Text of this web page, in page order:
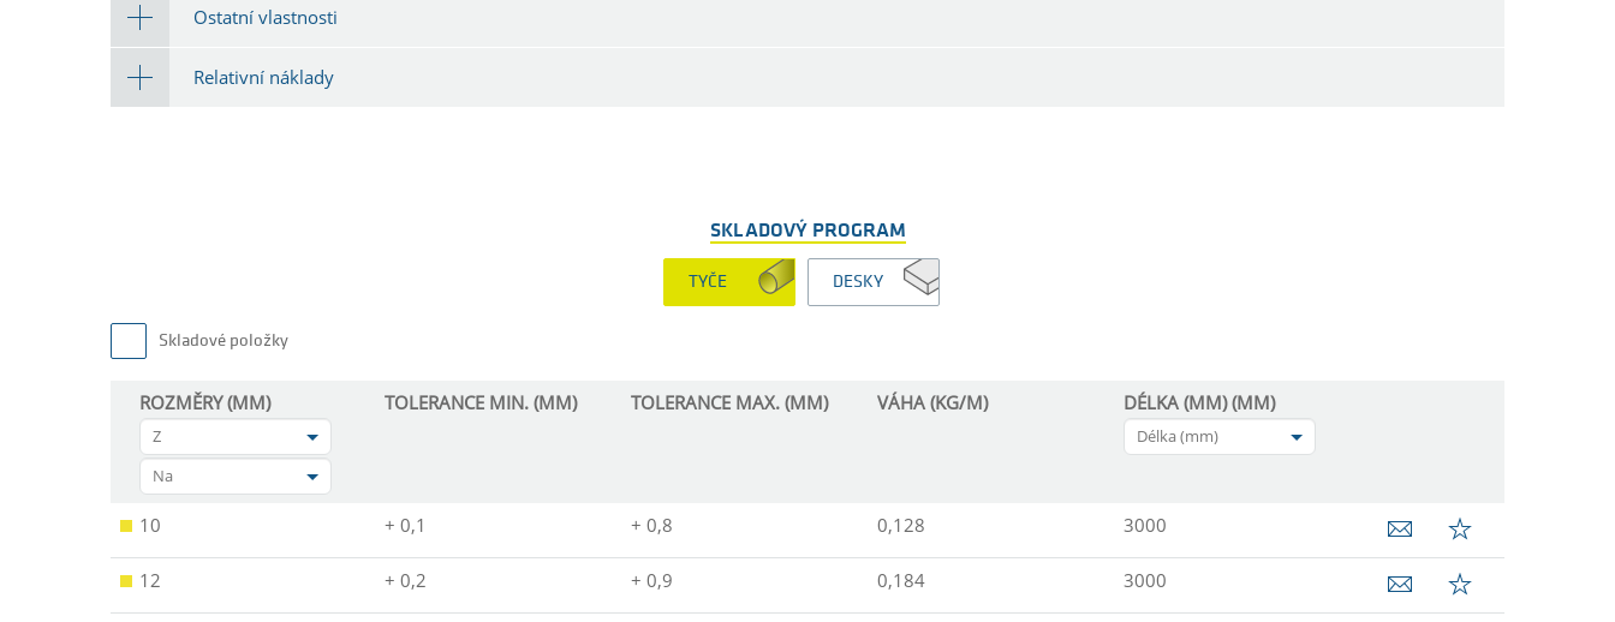
Ostatní vlastnosti
Relativní náklady
SKLADOVÝ PROGRAM
TYČE DESKY
Skladové položky
ROZMĚRY (MM)
Z
Na
TOLERANCE MIN. (MM) TOLERANCE MAX. (MM) VÁHA (KG/M) DÉLKA (MM) (MM)
Délka (mm)
10 + 0,1 + 0,8 0,128 3000
12 + 0,2 + 0,9 0,184 3000